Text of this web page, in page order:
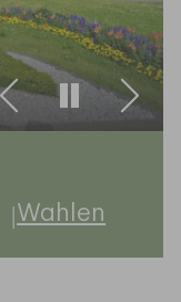
Zurück
Wahlen